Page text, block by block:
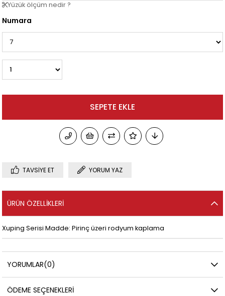
Yüzük ölçüm nedir ?
Numara
TAVSIYE ET YORUM YAZ
ÜRÜN ÖZELLIKLERI
Xuping Serisi Madde: Pirinç üzeri rodyum kaplama
YORUMLAR(0)
ÖDEME SEÇENEKLERI